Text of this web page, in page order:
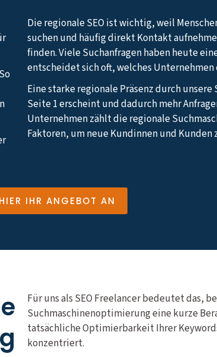
Die regionale SEO ist wichtig, weil
suchen und häufig direkt Kontakt
finden. Viele Suchanfragen haben heute
entscheidet sich oft, welches Unternehmen
Eine starke regionale Präsenz durch unsere
Seite 1 erscheint und dadurch mehr
Unternehmen zählt die regionale
Faktoren, um neue Kundinnen und Kunden
IHR ANGEBOT AN
Für uns als SEO Freelancer bedeutet das,
Suchmaschinenoptimierung eine kurze
tatsächliche Optimierbarkeit Ihrer
konzentriert.